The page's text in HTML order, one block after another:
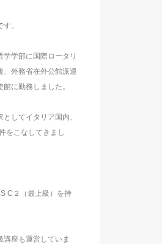
。
学部に国際ロータリ
、外務省在外公館派遣
に勤務しました。
してイタリア国内、
をこなしてきまし
C２（最上級）を持
講座も運営していま